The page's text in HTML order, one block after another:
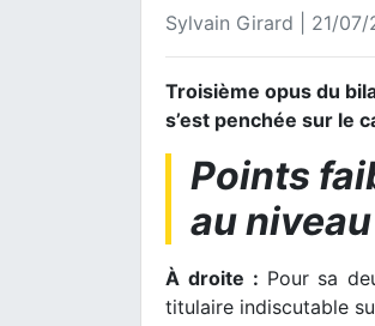
Sylvain Girard | 21/07/
Troisième opus du
s’est penchée sur le
Points
au niveau
À droite : Pour sa
titulaire indiscutable